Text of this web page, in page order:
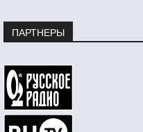
ПАРТНЕРЫ